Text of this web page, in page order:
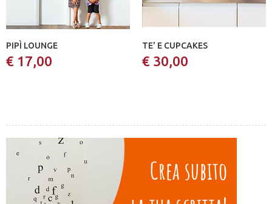
PIPÌ LOUNGE
€ 17,00
TE' E CUPCAKES
€ 30,00